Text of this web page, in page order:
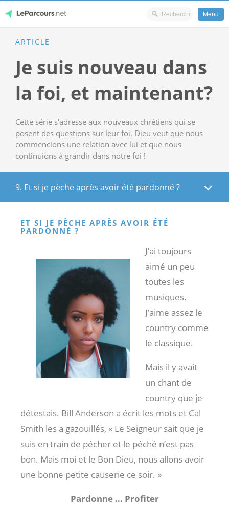
content
LeParcours.net
Menu
ARTICLE
Je suis nouveau dans
la foi, et maintenant?
Cette série s'adresse aux nouveaux chrétiens qui se
posent des questions sur leur foi. Dieu veut que nous
commencions une relation avec lui et que nous
continuions à grandir dans notre foi !
9. Et si je pèche après avoir été pardonné ?
ET SI JE PÈCHE APRÈS AVOIR ÉTÉ
PARDONNÉ ?
J’ai toujours
aimé un peu
toutes les
musiques.
J’aime assez le
country comme
le classique.
Mais il y avait
un chant de
country que je
détestais. Bill Anderson a écrit les mots et Cal
Smith les a gazouillés, « Le Seigneur sait que je
suis en train de pécher et le péché n’est pas
bon. Mais moi et le Bon Dieu, nous allons avoir
une bonne petite causerie ce soir. »
Pardonne … Profiter